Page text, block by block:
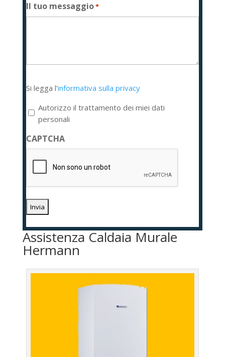
Il tuo messaggio*
legga
l'informativa
sulla
privacy
*
Si legga l'informativa sulla privacy
Autorizzo il trattamento dei miei dati
personali
CAPTCHA
Assistenza Caldaia Murale
Hermann